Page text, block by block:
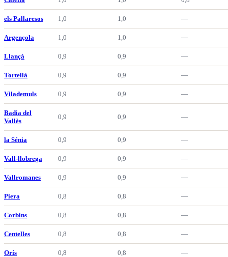
els Pallaresos 1,0 1,0 —
Argençola 1,0 1,0 —
Llançà 0,9 0,9 —
Tortellà 0,9 0,9 —
Vilademuls 0,9 0,9 —
Badia del
Vallès
0,9 0,9 —
la Sénia 0,9 0,9 —
Vall-llobrega 0,9 0,9 —
Vallromanes 0,9 0,9 —
Piera 0,8 0,8 —
Corbins 0,8 0,8 —
Centelles 0,8 0,8 —
Orís 0,8 0,8 —